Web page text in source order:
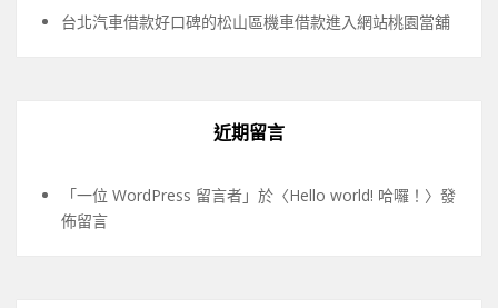
台北汽車借款好口碑的松山區機車借款進入網站桃園當舖
近期留言
「一位 WordPress 留言者 」於〈Hello world! 哈囉！ 〉發
佈留言